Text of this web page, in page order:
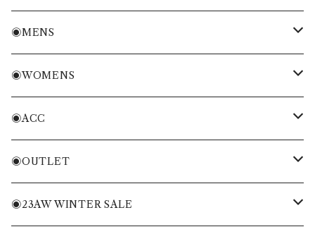
ACC
・More Classical & Fashionable
・VESSEL×ZOY
◉MENS
シャツ・ポロシャツ
Tシャツ・トレーナー
ニット・ニットベスト
ブルゾン・ジャケット
◉WOMENS
シャツ・ポロシャツ
Tシャツ・トレーナー
ニット・ニットベスト
◉ACC
バッグ
キャディバッグ
◉OUTLET
MENS APPAREL
◉23AW WINTER SALE